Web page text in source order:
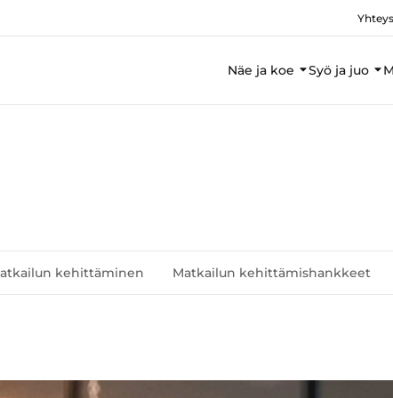
Näe ja koe Syö ja juo
kehittäminen Matkailun kehittämishankkeet